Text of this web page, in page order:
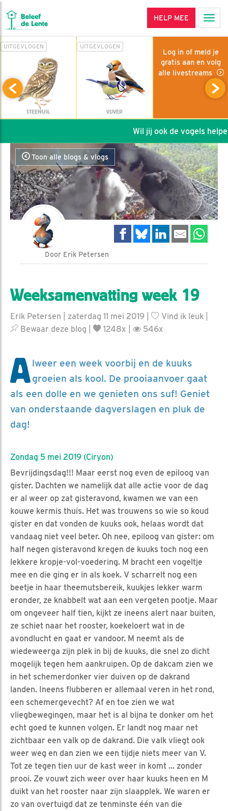
HELP MEE
UITGEVLOGEN
STEENUIL
UITGEVLOGEN
VIJVER
Log in of meld je
gratis aan en volg
alle livestreams
Wil jij ook de vogels helpen:
Toon alle blogs & vlogs
Door Erik Petersen
Weeksamenvatting week 19
Erik Petersen | zaterdag 11 mei 2019 | Vind ik leuk
Bewaar deze blog
1248x | 546x
Alweer een week voorbij en de kuuks
groeien als kool. De prooiaanvoer gaat
als een dolle en we genieten ons suf! Geniet
van onderstaande dagverslagen en pluk de
dag!
Zondag 5 mei 2019 (Ciryon)
Bevrijdingsdag!!! Maar eerst nog even de epiloog van
gister. Dachten we namelijk dat alle actie voor de dag
er al weer op zat gisteravond, kwamen we van een
kouwe kermis thuis. Het was trouwens so wie so koud
gister en dat vonden de kuuks ook, helaas wordt dat
vandaag niet veel beter. Oh nee, epiloog van gister: om
half negen gisteravond kregen de kuuks toch nog een
lekkere kropje-vol-voedering. M bracht een vogeltje
mee en die ging er in als koek. V scharrelt nog een
beetje in haar theemutsbereik, kuukjes lekker warm
eronder, ze knabbelt wat aan een vergeten pootje. Maar
om ongeveer half tien, kijkt ze ineens alert naar buiten,
ze schiet naar het rooster, koekeloert wat in de
avondlucht en gaat er vandoor. M neemt als de
wiedeweerga zijn plek in bij de kuuks, die snel zo dicht
mogelijk tegen hem aankruipen. Op de dakcam zien we
in het schemerdonker vier duiven op de dakrand
landen. Ineens flubberen er allemaal veren in het rond,
een schemergevecht? Af en toe zien we wat
vliegbewegingen, maar het is al bijna te donker om het
echt goed te kunnen volgen. Er landt nog maar net
zichtbaar een valk op de dakrand. Die valk vliegt ook
weer weg en dan zien we een tijdje niets meer van V.
Tot ze tegen tien uur de kast weer in komt … zonder
prooi. Ze vouwt zich weer over haar kuuks heen en M
duikt van het rooster naar zijn slaapplek. We waren er
zo van overtuigd dat ze tenminste één van die